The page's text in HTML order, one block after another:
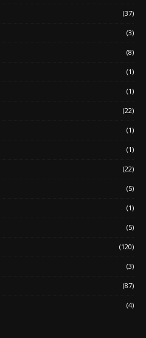
(37)
(3)
(8)
(1)
(1)
(22)
(1)
(1)
(22)
(5)
(1)
(5)
(120)
(3)
(87)
(4)